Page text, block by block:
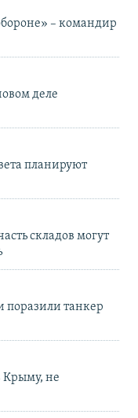
– командир
деле
планируют
складов могут
поразили танкер
Крыму, не